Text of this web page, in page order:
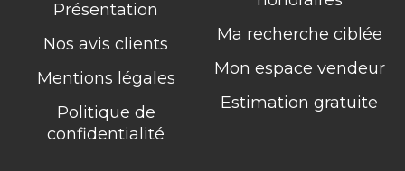
Présentation
Nos avis clients
Mentions légales
Politique de
confidentialité
Ma recherche ciblée
Mon espace vendeur
Estimation gratuite